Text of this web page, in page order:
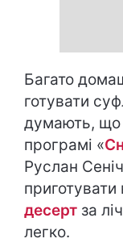
Багато
готувати
думають, що
програмі «
Руслан
десерт за
легко.